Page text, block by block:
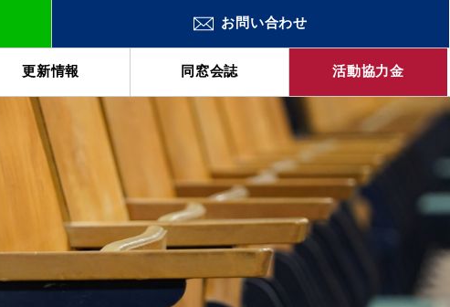
お問い合わせ
更新情報 同窓会誌 活動協力金